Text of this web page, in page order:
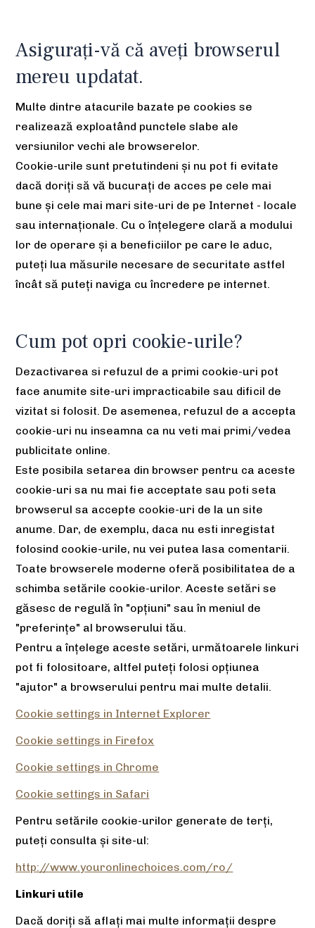
Asigurați-vă că aveți browserul
mereu updatat.
Multe dintre atacurile bazate pe cookies se
realizează exploatând punctele slabe ale
versiunilor vechi ale browserelor.
Cookie-urile sunt pretutindeni și nu pot fi evitate
dacă doriți să vă bucurați de acces pe cele mai
bune și cele mai mari site-uri de pe Internet - locale
sau internaționale. Cu o înțelegere clară a modului
lor de operare și a beneficiilor pe care le aduc,
puteți lua măsurile necesare de securitate astfel
încât să puteți naviga cu încredere pe internet.
Cum pot opri cookie-urile?
Dezactivarea si refuzul de a primi cookie-uri pot
face anumite site-uri impracticabile sau dificil de
vizitat si folosit. De asemenea, refuzul de a accepta
cookie-uri nu inseamna ca nu veti mai primi/vedea
publicitate online.
Este posibila setarea din browser pentru ca aceste
cookie-uri sa nu mai fie acceptate sau poti seta
browserul sa accepte cookie-uri de la un site
anume. Dar, de exemplu, daca nu esti inregistat
folosind cookie-urile, nu vei putea lasa comentarii.
Toate browserele moderne oferă posibilitatea de a
schimba setările cookie-urilor. Aceste setări se
găsesc de regulă în "opțiuni" sau în meniul de
"preferințe" al browserului tău.
Pentru a înțelege aceste setări, următoarele linkuri
pot fi folositoare, altfel puteți folosi opțiunea
"ajutor" a browserului pentru mai multe detalii.
Cookie settings in Internet Explorer
Cookie settings in Firefox
Cookie settings in Chrome
Cookie settings in Safari
Pentru setările cookie-urilor generate de terți,
puteți consulta și site-ul:
http://www.youronlinechoices.com/ro/
Linkuri utile
Dacă doriți să aflați mai multe informații despre